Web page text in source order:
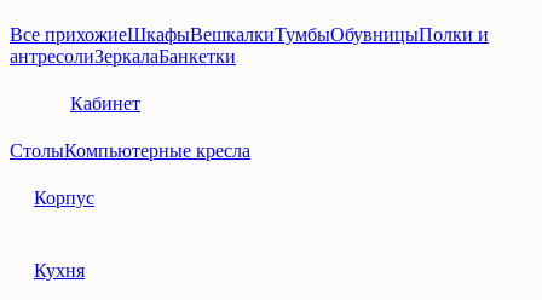
Все прихожиеШкафыВешкалкиТумбыОбувницыПолки и
антресолиЗеркалаБанкетки
Кабинет
СтолыКомпьютерные кресла
Корпус
Кухня